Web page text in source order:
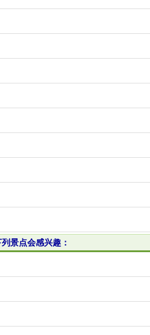
景点会感兴趣：